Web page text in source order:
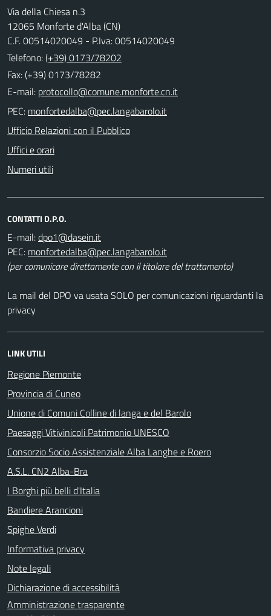
Via della Chiesa n.3
12065 Monforte d'Alba (CN)
C.F. 00514020049 - P.Iva: 00514020049
Telefono:(+39) 0173/78202
Fax: (+39) 0173/78282
E-mail:
PEC:
Ufficio Relazioni con il Pubblico
Uffici e orari
Numeri utili
CONTATTI D.P.O.
E-mail:
PEC:
(per comunicare direttamente con il titolare del trattamento)
La mail del DPO va usata SOLO per comunicazioni riguardanti la
privacy
LINK UTILI
Regione Piemonte
Provincia di Cuneo
Unione di Comuni Colline di langa e del Barolo
Paesaggi Vitivinicoli Patrimonio UNESCO
Consorzio Socio Assistenziale Alba Langhe e Roero
A.S.L. CN2 Alba-Bra
I Borghi più belli d'Italia
Bandiere Arancioni
Spighe Verdi
Informativa privacy
Note legali
Dichiarazione di accessibilità
Amministrazione trasparente